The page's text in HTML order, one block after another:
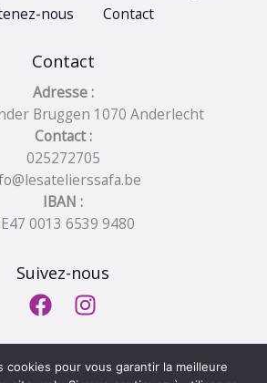
nous
Contact
Contact
Adresse :
Bruggen 1070 Anderlecht
Contact :
025272705
IBAN :
0013 6539 9480
Suivez-nous
cookies pour vous garantir la meilleure